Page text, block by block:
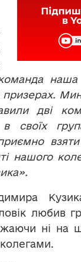
призерах.
дві
в своїх
нашого
любив
ні на